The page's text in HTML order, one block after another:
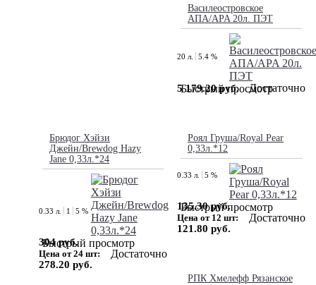
Василеостровское
АПА/APA 20л. ПЭT
Быстрый просмотр
20 л. 5.4 %
5 179.20 руб. Достаточно
Брюдог Хэйзи
Джейн/Brewdog Hazy
Jane 0,33л.*24
Быстрый просмотр
0.33 л. 1 5 %
304 руб.
Цена от 24 шт:
278.20 руб.
Достаточно
Роял Груша/Royal Pear
0,33л.*12
Быстрый просмотр
0.33 л. 5 %
135.30 руб.
Цена от 12 шт:
121.80 руб.
Достаточно
РПК Хмелефф Рязанское